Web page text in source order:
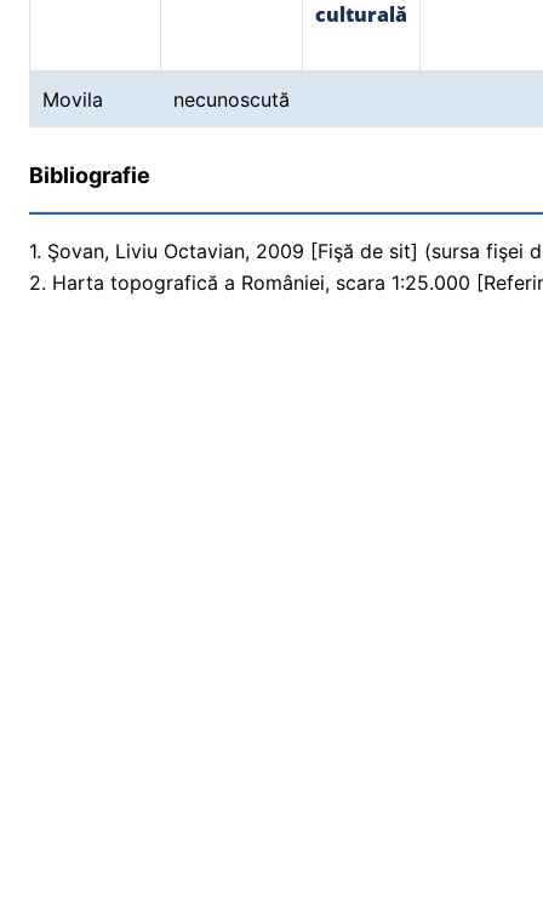
culturală
Movila necunoscută
Bibliografie
1. Şovan, Liviu Octavian, 2009 [Fişă de sit] (sursa fişei
2. Harta topografică a României, scara 1:25.000